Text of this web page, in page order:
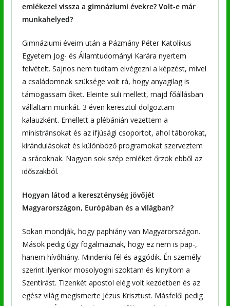
emlékezel vissza a gimnáziumi évekre? Volt-e már
munkahelyed?
Gimnáziumi éveim után a Pázmány Péter Katolikus
Egyetem Jog- és Államtudományi Karára nyertem
felvételt. Sajnos nem tudtam elvégezni a képzést, mivel
a családomnak szüksége volt rá, hogy anyagilag is
támogassam őket. Eleinte suli mellett, majd főállásban
vállaltam munkát. 3 éven keresztül dolgoztam
kalauzként. Emellett a plébánián vezettem a
ministránsokat és az ifjúsági csoportot, ahol táborokat,
kirándulásokat és különböző programokat szerveztem
a srácoknak. Nagyon sok szép emléket őrzök ebből az
időszakból.
Hogyan látod a kereszténység jövőjét
Magyarországon, Európában és a világban?
Sokan mondják, hogy paphiány van Magyarországon.
Mások pedig úgy fogalmaznak, hogy ez nem is pap-,
hanem hívőhiány. Mindenki fél és aggódik. Én személy
szerint ilyenkor mosolyogni szoktam és kinyitom a
Szentírást. Tizenkét apostol elég volt kezdetben és az
egész világ megismerte Jézus Krisztust. Másfelől pedig